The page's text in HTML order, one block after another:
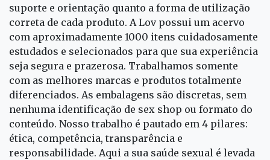
suporte e orientação quanto a forma de utilização
correta de cada produto. A Lov possui um acervo
com aproximadamente 1000 itens cuidadosamente
estudados e selecionados para que sua experiência
seja segura e prazerosa. Trabalhamos somente
com as melhores marcas e produtos totalmente
diferenciados. As embalagens são discretas, sem
nenhuma identificação de sex shop ou formato do
conteúdo. Nosso trabalho é pautado em 4 pilares:
ética, competência, transparência e
responsabilidade. Aqui a sua saúde sexual é levada